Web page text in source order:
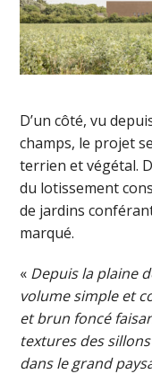
D’un côté, vu
champs, le projet
terrien et végétal.
du lotissement
de jardins
marqué.
« Depuis la plaine
volume simple et
et brun foncé
textures des
dans le grand